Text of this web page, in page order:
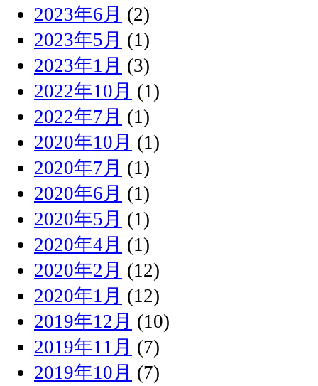
2023年6月 (2)
2023年5月 (1)
2023年1月 (3)
2022年10月 (1)
2022年7月 (1)
2020年10月 (1)
2020年7月 (1)
2020年6月 (1)
2020年5月 (1)
2020年4月 (1)
2020年2月 (12)
2020年1月 (12)
2019年12月 (10)
2019年11月 (7)
2019年10月 (7)